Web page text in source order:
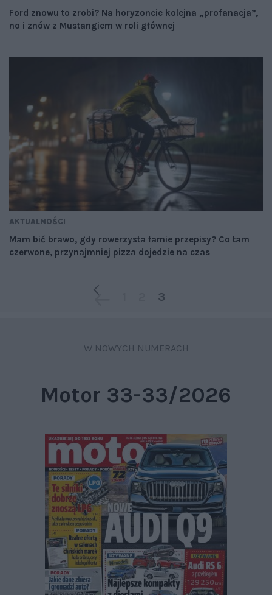
Ford znowu to zrobi? Na horyzoncie kolejna „profanacja”,
no i znów z Mustangiem w roli głównej
AKTUALNOŚCI
Mam bić brawo, gdy rowerzysta łamie przepisy? Co tam
czerwone, przynajmniej pizza dojedzie na czas
3
W NOWYCH NUMERACH
Motor 33-33/2026